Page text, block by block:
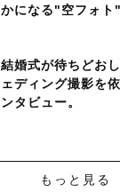
かになる"空フォト
結婚式が待ちどお
ェディング撮影を
ンタビュー。
もっと見る